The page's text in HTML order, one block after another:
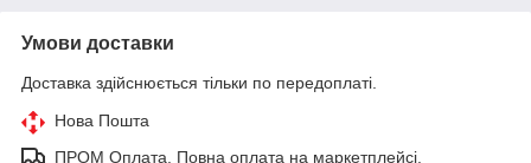
Умови доставки
Доставка здійснюється тільки по передоплаті.
Нова Пошта
ПРОМ Оплата. Повна оплата на маркетплейсі.